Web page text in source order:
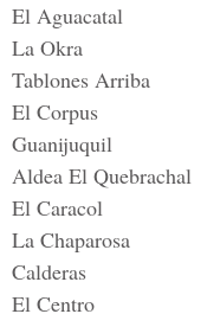
El Aguacatal
La Okra
Tablones Arriba
El Corpus
Guanijuquil
Aldea El Quebrachal
El Caracol
La Chaparosa
Calderas
El Centro